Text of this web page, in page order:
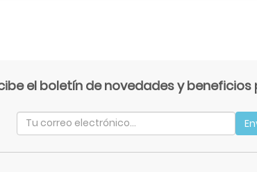
el boletín de novedades y beneficios